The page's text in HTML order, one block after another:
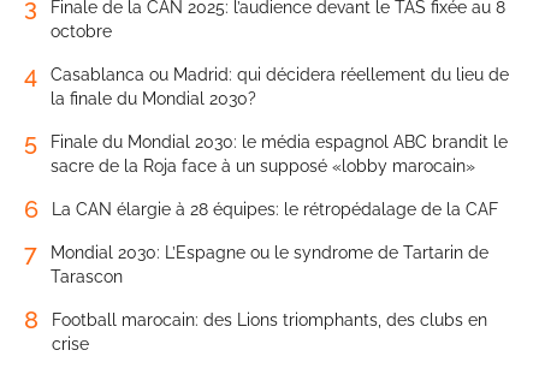
3
Finale de la CAN 2025: l’audience devant le TAS fixée au 8
octobre
4
Casablanca ou Madrid: qui décidera réellement du lieu de
la finale du Mondial 2030?
5
Finale du Mondial 2030: le média espagnol ABC brandit le
sacre de la Roja face à un supposé «lobby marocain»
6 La CAN élargie à 28 équipes: le rétropédalage de la CAF
7
Mondial 2030: L’Espagne ou le syndrome de Tartarin de
Tarascon
8
Football marocain: des Lions triomphants, des clubs en
crise